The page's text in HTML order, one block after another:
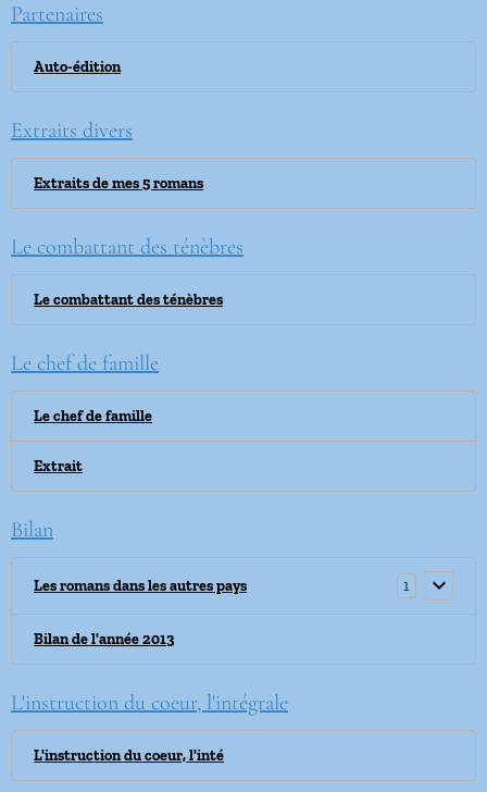
Partenaires
Auto-édition
Extraits divers
Extraits de mes 5 romans
Le combattant des ténèbres
Le combattant des ténèbres
Le chef de famille
Le chef de famille
Extrait
Bilan
Les romans dans les autres pays 1
Bilan de l'année 2013
L'instruction du coeur, l'intégrale
L'instruction du coeur, l'inté